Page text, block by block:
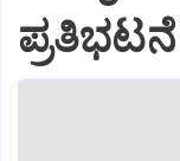
ಪ್ರತಿಭಟನೆ